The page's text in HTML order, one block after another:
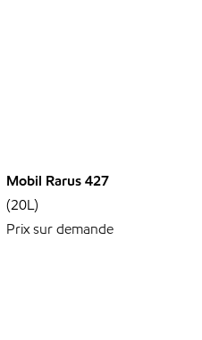
Mobil Rarus 427
(20L)
Prix sur demande